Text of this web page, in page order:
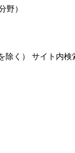
野）
除く）
サイト内検